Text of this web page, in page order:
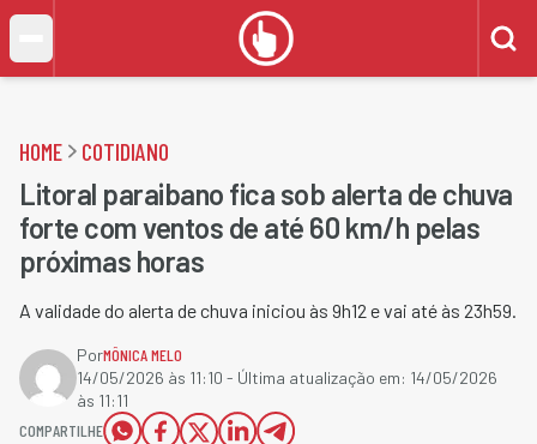
HOME COTIDIANO
Litoral paraibano fica sob alerta de chuva
forte com ventos de até 60 km/h pelas
próximas horas
A validade do alerta de chuva iniciou às 9h12 e vai até às 23h59.
PorMÔNICA MELO
14/05/2026 às 11:10 - Última atualização em: 14/05/2026
às 11:11
COMPARTILHE